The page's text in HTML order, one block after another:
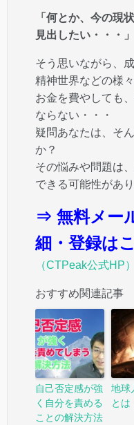
「何とか、今の現
見出したい・・・」
そう思いながら、
精神世界などの様
お金を費やしても
ならない・・・
疑問あなたは、そ
か？
その悩みや問題は
できる可能性があり
⇒ 無料メー
細・登録は
（CTPeak公式HP）
おすすめ関連記事
自己否定感が強
く自分を責める
ことの解決方法
地球
とは